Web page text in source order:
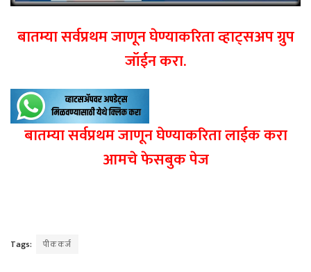
बातम्या सर्वप्रथम जाणून घेण्याकरिता व्हाट्सअप ग्रुप
जॉईन करा.
बातम्या सर्वप्रथम जाणून घेण्याकरिता लाईक करा
आमचे फेसबुक पेज
Tags: पीककर्ज